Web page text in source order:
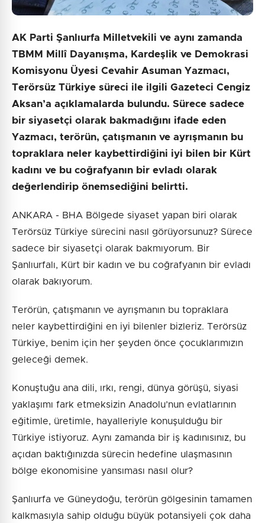
AK Parti Şanlıurfa Milletvekili ve aynı zamanda
TBMM Millî Dayanışma, Kardeşlik ve Demokrasi
Komisyonu Üyesi Cevahir Asuman Yazmacı,
Terörsüz Türkiye süreci ile ilgili Gazeteci Cengiz
Aksan’a açıklamalarda bulundu. Sürece sadece
bir siyasetçi olarak bakmadığını ifade eden
Yazmacı, terörün, çatışmanın ve ayrışmanın bu
topraklara neler kaybettirdiğini iyi bilen bir Kürt
kadını ve bu coğrafyanın bir evladı olarak
değerlendirip önemsediğini belirtti.
ANKARA - BHA Bölgede siyaset yapan biri olarak
Terörsüz Türkiye sürecini nasıl görüyorsunuz? Sürece
sadece bir siyasetçi olarak bakmıyorum. Bir
Şanlıurfalı, Kürt bir kadın ve bu coğrafyanın bir evladı
olarak bakıyorum.
Terörün, çatışmanın ve ayrışmanın bu topraklara
neler kaybettirdiğini en iyi bilenler bizleriz. Terörsüz
Türkiye, benim için her şeyden önce çocuklarımızın
geleceği demek.
Konuştuğu ana dili, ırkı, rengi, dünya görüşü, siyasi
yaklaşımı fark etmeksizin Anadolu’nun evlatlarının
eğitimle, üretimle, hayalleriyle konuşulduğu bir
Türkiye istiyoruz. Aynı zamanda bir iş kadınısınız, bu
açıdan baktığınızda sürecin hedefine ulaşmasının
bölge ekonomisine yansıması nasıl olur?
Şanlıurfa ve Güneydoğu, terörün gölgesinin tamamen
kalkmasıyla sahip olduğu büyük potansiyeli çok daha